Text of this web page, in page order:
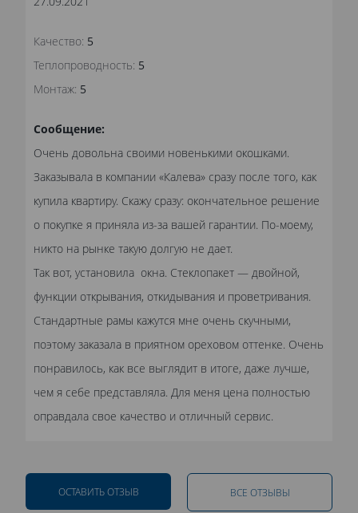
Качество: 5
Теплопроводность: 5
Монтаж: 5
Сообщение:
Очень довольна своими новенькими окошками.
Заказывала в компании «Калева» сразу после того, как
купила квартиру. Скажу сразу: окончательное решение
о покупке я приняла из-за вашей гарантии. По-моему,
никто на рынке такую долгую не дает.
Так вот, установила окна. Стеклопакет — двойной,
функции открывания, откидывания и проветривания.
Стандартные рамы кажутся мне очень скучными,
поэтому заказала в приятном ореховом оттенке. Очень
понравилось, как все выглядит в итоге, даже лучше,
чем я себе представляла. Для меня цена полностью
оправдала свое качество и отличный сервис.
ОСТАВИТЬ ОТЗЫВ ВСЕ ОТЗЫВЫ